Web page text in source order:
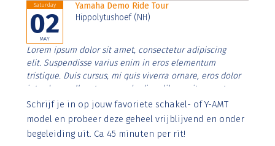
Saturday
02
MAY
Yamaha Demo Ride Tour
Hippolytushoef (NH)
Lorem ipsum dolor sit amet, consectetur adipiscing
elit. Suspendisse varius enim in eros elementum
tristique. Duis cursus, mi quis viverra ornare, eros dolor
interdum nulla, ut commodo diam libero vitae erat.
Aenean faucibus nibh et justo cursus id rutrum lorem
imperdiet. Nunc ut sem vitae risus tristique posuere.
Schrijf je in op jouw favoriete schakel- of Y-AMT
model en probeer deze geheel vrijblijvend en onder
begeleiding uit. Ca 45 minuten per rit!